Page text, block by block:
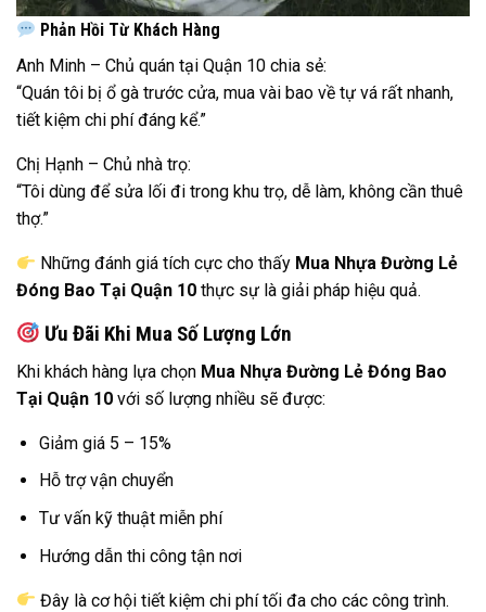
Phản Hồi Từ Khách Hàng
Anh Minh – Chủ quán tại Quận 10 chia sẻ:
“Quán tôi bị ổ gà trước cửa, mua vài bao về tự vá rất nhanh,
tiết kiệm chi phí đáng kể.”
Chị Hạnh – Chủ nhà trọ:
“Tôi dùng để sửa lối đi trong khu trọ, dễ làm, không cần thuê
thợ.”
Những đánh giá tích cực cho thấy Mua Nhựa Đường Lẻ
Đóng Bao Tại Quận 10 thực sự là giải pháp hiệu quả.
Ưu Đãi Khi Mua Số Lượng Lớn
Khi khách hàng lựa chọn Mua Nhựa Đường Lẻ Đóng Bao
Tại Quận 10 với số lượng nhiều sẽ được:
Giảm giá 5 – 15%
Hỗ trợ vận chuyển
Tư vấn kỹ thuật miễn phí
Hướng dẫn thi công tận nơi
Đây là cơ hội tiết kiệm chi phí tối đa cho các công trình.